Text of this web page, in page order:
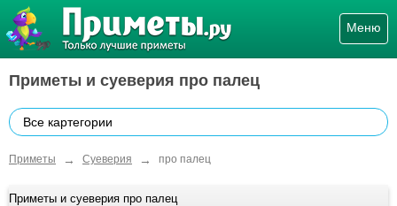
Меню
Приметы и суеверия про палец
Все картегории
Приметы → Суеверия → про палец
Приметы и суеверия про палец